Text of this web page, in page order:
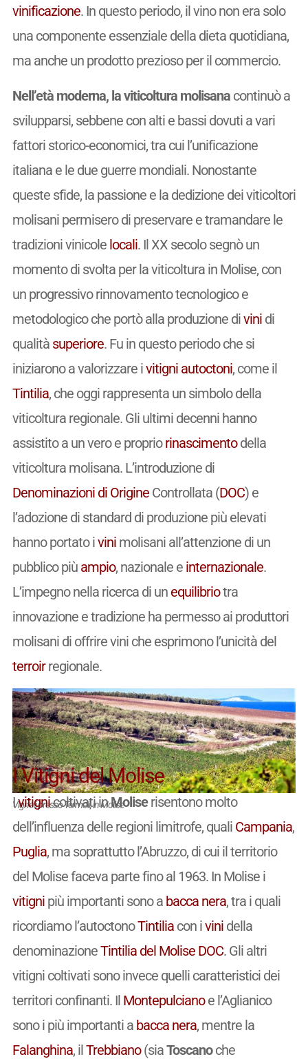
vinificazione. In questo periodo, il vino non era solo
una componente essenziale della dieta quotidiana,
ma anche un prodotto prezioso per il commercio.
Nell’età moderna, la viticoltura molisanacontinuò a
svilupparsi, sebbene con alti e bassi dovuti a vari
fattori storico-economici, tra cui l’unificazione
italiana e le due guerre mondiali. Nonostante
queste sfide, la passione e la dedizione dei viticoltori
molisani permisero di preservare e tramandare le
tradizioni vinicole locali. Il XX secolo segnò un
momento di svolta per la viticoltura in Molise, con
un progressivo rinnovamento tecnologico e
metodologico che portò alla produzione divinidi
qualità superiore. Fu in questo periodo che si
iniziarono a valorizzare ivitigni autoctoni, come il
Tintilia, che oggi rappresenta un simbolo della
viticoltura regionale. Gli ultimi decenni hanno
assistito a un vero e propriorinascimentodella
viticoltura molisana. L’introduzione di
Denominazioni di OrigineControllata (DOC) e
l’adozione di standard di produzione più elevati
hanno portato ivinimolisani all’attenzione di un
pubblico più ampio, nazionale e internazionale.
L’impegno nella ricerca di un equilibriotra
innovazione e tradizione ha permesso ai produttori
molisani di offrire vini che esprimono l’unicità del
terroirregionale.
Vigneti presso Termoli, in Molise
I Vitigni del Molise
Ivitignicoltivati inMoliserisentono molto
dell’influenza delle regioni limitrofe, quali Campania,
Puglia, ma soprattutto l’Abruzzo, di cui il territorio
del Molise faceva parte fino al 1963. In Molise i
vitignipiù importanti sono a bacca nera, tra i quali
ricordiamo l’autoctonoTintiliacon ivinidella
denominazioneTintilia del Molise DOC. Gli altri
vitigni coltivati sono invece quelli caratteristici dei
territori confinanti. Il Montepulcianoe l’Aglianico
sono i più importanti a bacca nera, mentre la
Falanghina, ilTrebbiano(siaToscanoche